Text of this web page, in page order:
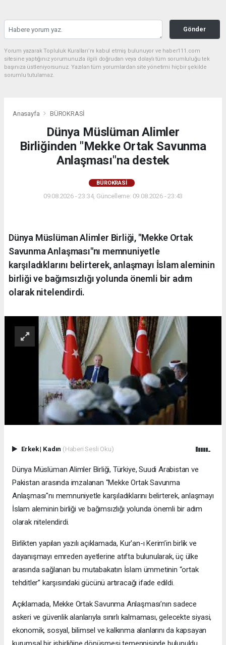
Gönder
Yorum yazarak Topluluk Kuralları’nı kabul etmiş bulunuyor ve haber111.com
sitesine yaptığınız yorumunuzla ilgili doğrudan veya dolaylı tüm sorumluluğu tek
başınıza üstleniyorsunuz. Yazılan tüm yorumlardan site yönetimi hiçbir şekilde
sorumlu tutulamaz.
Anasayfa BÜROKRASİ
Dünya Müslüman Alimler
Birliğinden "Mekke Ortak Savunma
Anlaşması"na destek
BÜROKRASİ
09.08.2026 - 23:34, Güncelleme: 09.08.2026 - 23:43
Dünya Müslüman Alimler Birliği, "Mekke Ortak
Savunma Anlaşması"nı memnuniyetle
karşıladıklarını belirterek, anlaşmayı İslam aleminin
birliği ve bağımsızlığı yolunda önemli bir adım
olarak nitelendirdi.
Erkek| Kadın (Haberi Sesli Oku)
Dünya Müslüman Alimler Birliği, Türkiye, Suudi Arabistan ve
Pakistan arasında imzalanan "Mekke Ortak Savunma
Anlaşması"nı memnuniyetle karşıladıklarını belirterek, anlaşmayı
İslam aleminin birliği ve bağımsızlığı yolunda önemli bir adım
olarak nitelendirdi.
Birlikten yapılan yazılı açıklamada, Kur'an-ı Kerim’in birlik ve
dayanışmayı emreden ayetlerine atıfta bulunularak, üç ülke
arasında sağlanan bu mutabakatın İslam ümmetinin “ortak
tehditler” karşısındaki gücünü artıracağı ifade edildi.
Açıklamada, Mekke Ortak Savunma Anlaşması’nın sadece
askeri ve güvenlik alanlarıyla sınırlı kalmaması, gelecekte siyasi,
ekonomik, sosyal, bilimsel ve kalkınma alanlarını da kapsayan